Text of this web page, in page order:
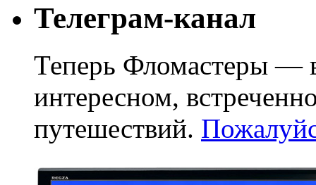
Телеграм-канал
Теперь Фломастеры —
интересном,
путешествий.